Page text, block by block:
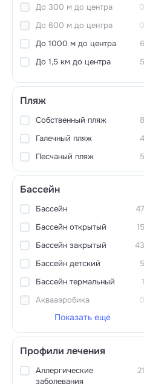
До 300 м до центра
0
До 600 м до центра
0
До 1000 м до центра
6
До 1,5 км до центра
5
Пляж
Собственный пляж
8
Галечный пляж
4
Песчаный пляж
5
Бассейн
Бассейн
47
Бассейн открытый
15
Бассейн закрытый
43
Бассейн детский
5
Бассейн термальный
1
Аквааэробика
0
Показать еще
Профили лечения
Аллергические
заболевания
21